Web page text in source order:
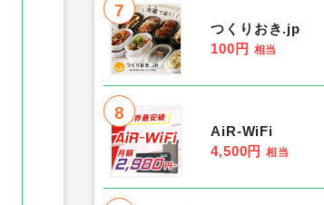
7
つくりおき.jp
100円 相当
8
AiR-WiFi
4,500円 相当